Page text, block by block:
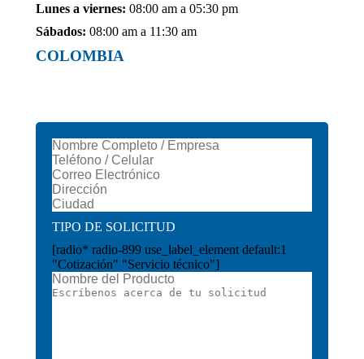
Lunes a viernes: 08:00 am a 05:30 pm
Sábados: 08:00 am a 11:30 am
COLOMBIA
TIPO DE SOLICITUD
[radio* radio-899 use_label_element default:1
"Cotización" "Servicio técnico"]